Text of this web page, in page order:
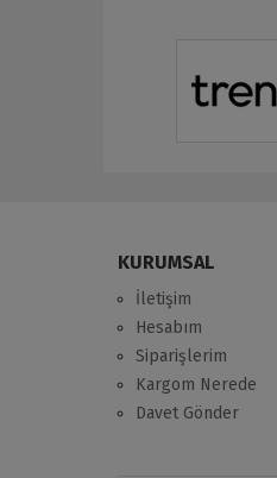
KURUMSAL
İletişim
Hesabım
Siparişlerim
Kargom Nerede
Davet Gönder